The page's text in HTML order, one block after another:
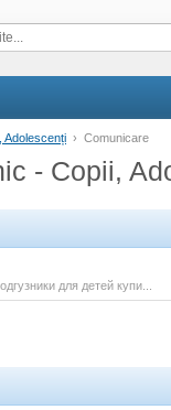
Adolescenți › Comunicare
- Copii,
для детей купи...